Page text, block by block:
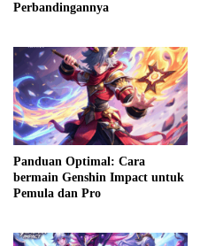
Perbandingannya
Panduan Optimal: Cara
bermain Genshin Impact untuk
Pemula dan Pro